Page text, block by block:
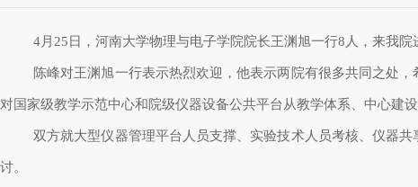
4月 25 日，河南大学物理与电子学院院长王渊旭一行8人，来我院
陈峰对王渊旭一行表示热烈欢迎，他表示两院有很多共同之处
对国家级教学示范中心和院级仪器设备公共平台从教学体系、中心建
双方就大型仪器管理平台人员支撑、实验技术人员考核、仪器
讨。